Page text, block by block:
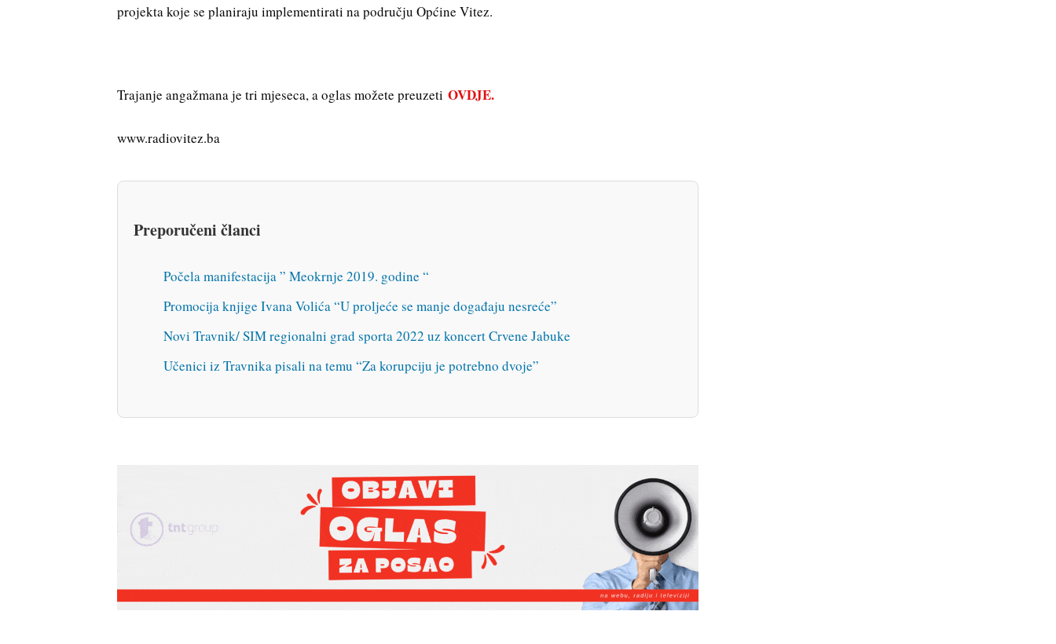
projekta koje se planiraju implementirati na području Općine Vitez.
Trajanje angažmana je tri mjeseca, a oglas možete preuzetiOVDJE.
www.radiovitez.ba
Preporučeni članci
Počela manifestacija ” Meokrnje 2019. godine “
Promocija knjige Ivana Volića “U proljeće se manje događaju nesreće”
Novi Travnik/ SIM regionalni grad sporta 2022 uz koncert Crvene Jabuke
Učenici iz Travnika pisali na temu “Za korupciju je potrebno dvoje”